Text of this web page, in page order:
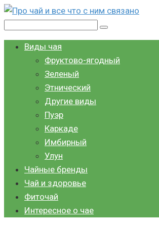
Перейти
контенту
Виды чая
Фруктово-ягодный
Зеленый
Этнический
Другие виды
Пуэр
Каркаде
Имбирный
Улун
Чайные бренды
Чай и здоровье
Фиточай
Интересное о чае